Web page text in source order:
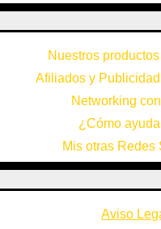
Nuestros
Afiliados y
Networking
¿Cómo
Mis otras Redes
Aviso